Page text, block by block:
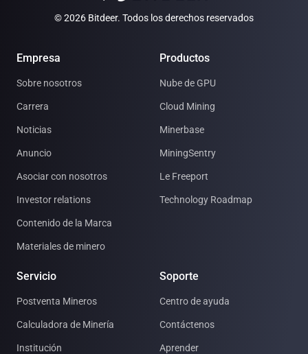
© 2026 Bitdeer. Todos los derechos reservados
Empresa
Sobre nosotros
Carrera
Noticias
Anuncio
Asociar con nosotros
Investor relations
Contenido de la Marca
Materiales de minero
Productos
Nube de GPU
Cloud Mining
Minerbase
MiningSentry
Le Freeport
Technology Roadmap
Servicio
Postventa Mineros
Calculadora de Minería
Institución
Soporte
Centro de ayuda
Contáctenos
Aprender